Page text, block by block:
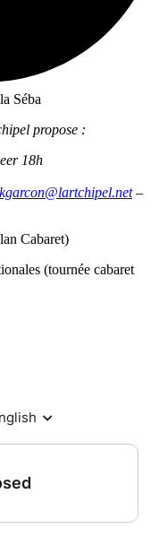
Séba
propose :
18h
kgarcon@lartchipel.net–
Cabaret)
(tournée cabaret